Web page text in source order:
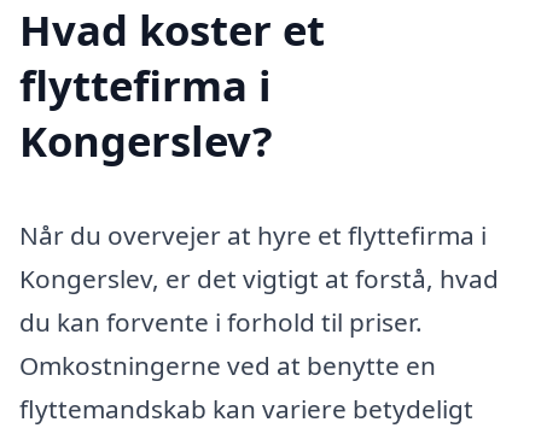
Hvad koster et
flyttefirma i
Kongerslev?
Når du overvejer at hyre et flyttefirma i
Kongerslev, er det vigtigt at forstå, hvad
du kan forvente i forhold til priser.
Omkostningerne ved at benytte en
flyttemandskab kan variere betydeligt